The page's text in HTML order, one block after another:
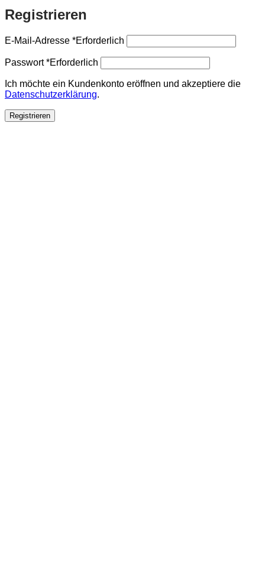
Registrieren
E-Mail-Adresse *Erforderlich
Passwort*Erforderlich
Ich möchte ein Kundenkonto eröffnen und akzeptiere die
Datenschutzerklärung.
Registrieren